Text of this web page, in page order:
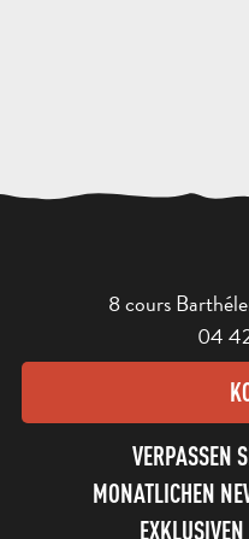
8 cours
04
VERPASSEN
MONATLICHEN